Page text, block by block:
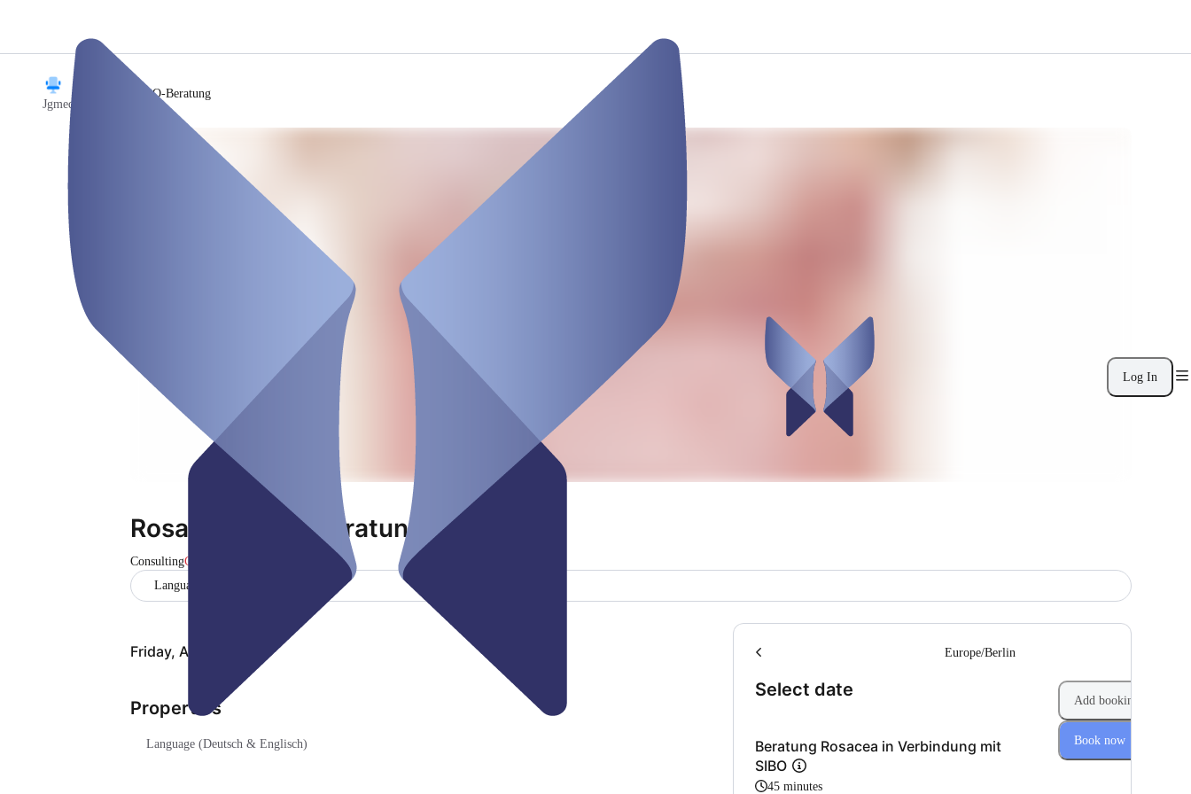
Log In
Jgmedi
Rosacea-SIBO-Beratung
Rosacea-SIBO-Beratung
ConsultingClosed
Language (Deutsch & Englisch)
Friday, Aug 07
Properties
Language (Deutsch & Englisch)
Select date
Europe/Berlin
Beratung Rosacea in Verbindung mit
SIBO
45 minutes
Add booking
Book now